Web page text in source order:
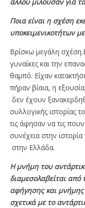
Ποια είναι η σχέση
υποκειμενικοτήτων
Βρίσκω μεγάλη
γυναίκες και την
θαμπό. Είχαν
πήραν βίαια, η
δεν έχουν
συλλογικής ιστορίας
τις άφησαν να τις
συνέχεια στην
στην Ελλάδα.
Η μνήμη του
διαμεσολαβείται από
αφήγησης και μνήμης
σχετικά με το